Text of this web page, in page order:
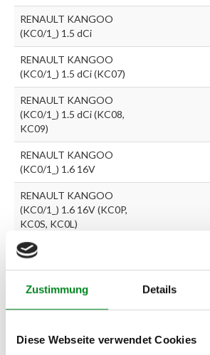
Zustimmung Details
Diese Webseite verwendet Cookies
RENAULT KANGOO
(KC0/1_) 1.5 dCi
RENAULT KANGOO
(KC0/1_) 1.5 dCi (KC07)
RENAULT KANGOO
(KC0/1_) 1.5 dCi (KC08,
KC09)
RENAULT KANGOO
(KC0/1_) 1.6 16V
RENAULT KANGOO
(KC0/1_) 1.6 16V (KC0P,
KC0S, KC0L)
RENAULT KANGOO
RENAULT KANGOO
(KC0/1_) 1.9 dTi (KC0U)